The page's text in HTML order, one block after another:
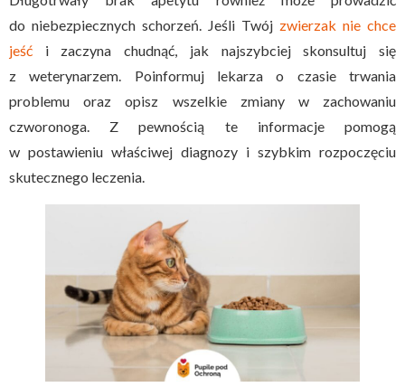
do niebezpiecznych schorzeń. Jeśli Twój zwierzak nie chce
jeść i zaczyna chudnąć, jak najszybciej skonsultuj się
z weterynarzem. Poinformuj lekarza o czasie trwania
problemu oraz opisz wszelkie zmiany w zachowaniu
czworonoga. Z pewnością te informacje pomogą
w postawieniu właściwej diagnozy i szybkim rozpoczęciu
skutecznego leczenia.